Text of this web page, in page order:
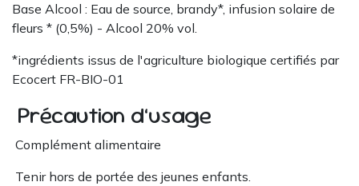
Base Alcool : Eau de source, brandy*, infusion solaire de
fleurs * (0,5%) - Alcool 20% vol.
*ingrédients issus de l'agriculture biologique certifiés par
Ecocert FR-BIO-01
Précaution d’usage
Complément alimentaire
Tenir hors de portée des jeunes enfants.